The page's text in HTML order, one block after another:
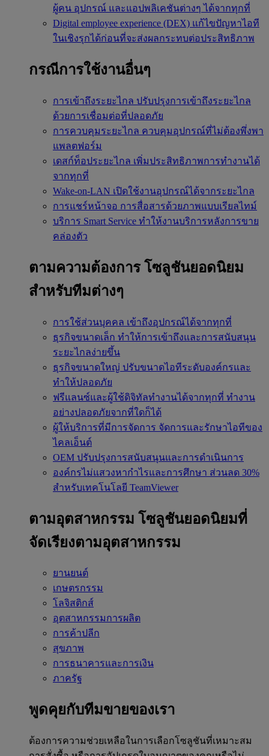
ผู้คน อุปกรณ์ และแอปพลิเคชันต่างๆ ได้จากทุกที่
Digital employee experience (DEX) แก้ไขปัญหาไอที
ในเชิงรุกได้ก่อนที่จะส่งผลกระทบต่อประสิทธิภาพ
กรณีการใช้งานอื่นๆ
การเข้าถึงระยะไกล ปรับปรุงการเข้าถึงระยะไกล
ด้วยการเชื่อมต่อที่ปลอดภัย
การควบคุมระยะไกล ควบคุมอุปกรณ์ที่ไม่ต้องพึ่งพา
แพลตฟอร์ม
เดสก์ท็อประยะไกล เพิ่มประสิทธิภาพการทำงานได้
จากทุกที่
Wake-on-LAN เปิดใช้งานอุปกรณ์ได้จากระยะไกล
การแชร์หน้าจอ การสื่อสารด้วยภาพแบบเรียลไทม์
บริการ Smart Service ทำให้งานบริการหลังการขาย
คล่องตัว
ตามความต้องการ โซลูชันยอดนิยม
สำหรับทีมต่างๆ
การใช้ส่วนบุคคล เข้าถึงอุปกรณ์ได้จากทุกที่
ธุรกิจขนาดเล็ก ทำให้การเข้าถึงและการสนับสนุน
ระยะไกลง่ายขึ้น
ธุรกิจขนาดใหญ่ ปรับขนาดไอทีระดับองค์กรและ
ทำให้ปลอดภัย
ฟรีแลนซ์และผู้ใช้ดิจิทัลทำงานได้จากทุกที่ ทำงาน
อย่างปลอดภัยจากที่ใดก็ได้
ผู้ให้บริการที่มีการจัดการ จัดการและรักษาไอทีของ
ไคลเอ็นต์
OEM ปรับปรุงการสนับสนุนและการดำเนินการ
องค์กรไม่แสวงหากำไรและการศึกษา ส่วนลด 30%
สำหรับเทคโนโลยี TeamViewer
ตามอุตสาหกรรม โซลูชันยอดนิยมที่
จัดเรียงตามอุตสาหกรรม
ยานยนต์
เกษตรกรรม
โลจิสติกส์
อุตสาหกรรมการผลิต
การค้าปลีก
สุขภาพ
การธนาคารและการเงิน
ภาครัฐ
พูดคุยกับทีมขายของเรา
ต้องการความช่วยเหลือในการเลือกโซลูชันที่เหมาะสม